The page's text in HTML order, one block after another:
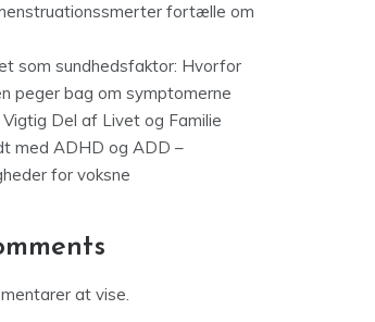
fortælle om
som sundhedsfaktor: Hvorfor
peger bag om symptomerne
Vigtig Del af Livet og Familie
med ADHD og ADD –
for voksne
at vise.